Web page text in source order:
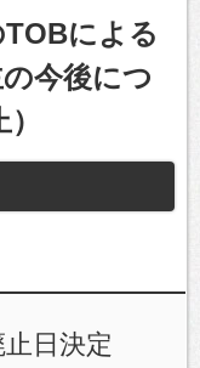
TOBによる
今後につ
止日決定